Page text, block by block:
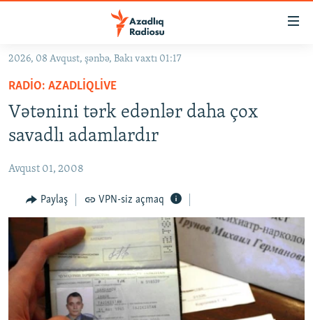
Əsas
qayıt
Əsas
naviqasiyaya
qayıt
GÜNDƏM
KORRUPSIOMETR
FƏRQƏ BAX
QANUNI DOĞRU
ARAŞDIRMA
MULTIMEDIA
VIDEO
FOTOQALEREYA
RADIO ARXIV
OXU ZALI
HAQQIMIZDA
2026, 08 Avqust, şənbə, Bakı vaxtı 01:17
RADIO: AZADLIQLIVE
Vətənini tərk edənlər daha çox
savadlı adamlardır
Avqust 01, 2008
Paylaş VPN-siz açmaq